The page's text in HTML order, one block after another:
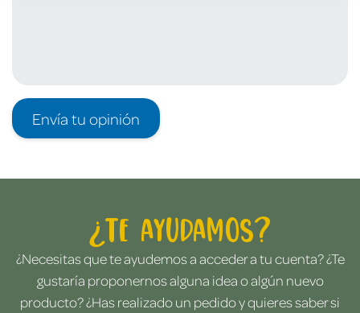
Envía tu opinión
¿Te ayudamos?
¿Necesitas que te ayudemos a acceder a tu cuenta? ¿Te
gustaría proponernos alguna idea o algún nuevo
producto? ¿Has realizado un pedido y quieres saber si